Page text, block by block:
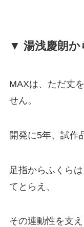
▼ 湯浅慶朗か
MAXは、ただ丈
せん。
開発に5年、試作
足指からふくら
てとらえ、
その連動性を支